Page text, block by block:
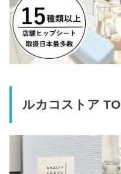
ルカコストア